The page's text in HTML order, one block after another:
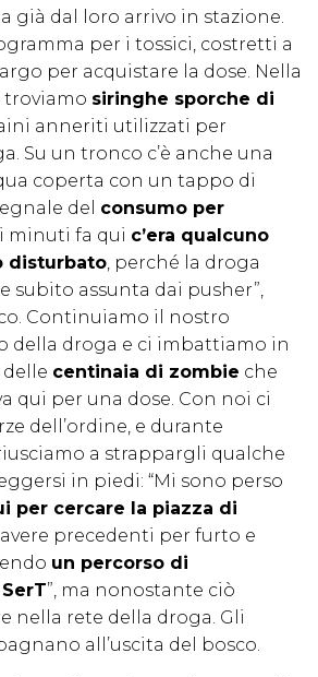
già dal loro arrivo in stazione.
per i tossici, costretti a
per acquistare la dose. Nella
troviamo siringhe sporche di
anneriti utilizzati per
Su un tronco c’è anche una
coperta con un tappo di
del consumo per
minuti fa qui c’era qualcuno
disturbato, perché la droga
subito assunta dai pusher”,
Continuiamo il nostro
della droga e ci imbattiamo in
centinaia di zombie che
qui per una dose. Con noi ci
dell’ordine, e durante
a strappargli qualche
in piedi: “Mi sono perso
per cercare la piazza di
avere precedenti per furto e
un percorso di
”, ma nonostante ciò
nella rete della droga. Gli
all’uscita del bosco.